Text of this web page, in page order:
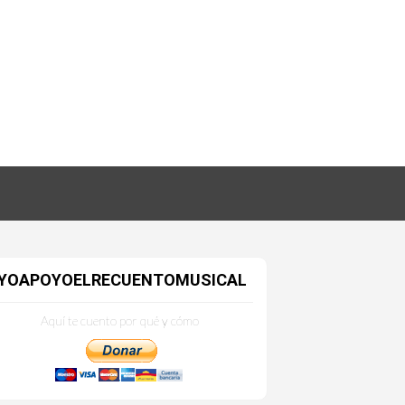
Aquí te cuento por qué y cómo